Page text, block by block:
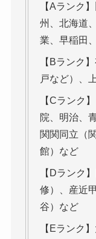
【Aランク
州、北海道
業、早稲田
【Bランク
戸など）、
【Cランク
院、明治、
関関同立（
館）など
【Dランク
修）、産近
谷）など
【Eランク